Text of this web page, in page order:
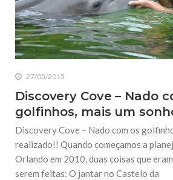
27/05/2015
Discovery Cove – Nado
golfinhos, mais um
Discovery Cove – Nado com os
realizado!! Quando começamos a
Orlando em 2010, duas coisas que
serem feitas: O jantar no Castelo da